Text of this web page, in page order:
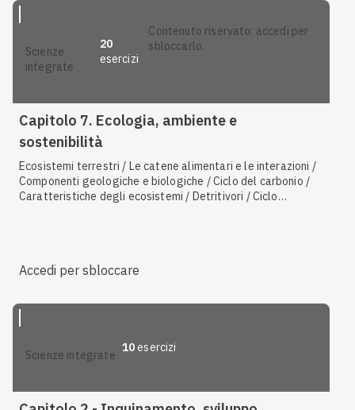
scienze
integrate
20
esercizi
contenuto riservato: accedi per
sbloccarlo.
Capitolo 7. Ecologia, ambiente e
sostenibilità
Ecosistemi terrestri / Le catene alimentari e le interazioni /
Componenti geologiche e biologiche / Ciclo del carbonio /
Caratteristiche degli ecosistemi / Detritivori / Ciclo
Accedi per sbloccare
scienze integrate
10 esercizi